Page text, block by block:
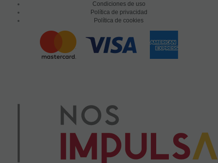
Condiciones de uso
Política de privacidad
Política de cookies